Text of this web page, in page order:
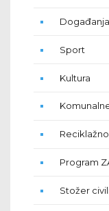
Događanja
Sport
Kultura
Program
Stožer